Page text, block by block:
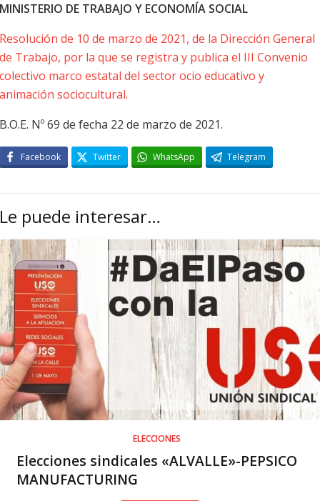
MINISTERIO DE TRABAJO Y ECONOMÍA SOCIAL
Resolución de 10 de marzo de 2021, de la Dirección General
de Trabajo, por la que se registra y publica el III Convenio
colectivo marco estatal del sector ocio educativo y
animación sociocultural.
B.O.E. Nº 69 de fecha 22 de marzo de 2021.
Facebook Twitter WhatsApp Telegram
Le puede interesar…
ELECCIONES
Elecciones sindicales «ALVALLE»-PEPSICO
MANUFACTURING